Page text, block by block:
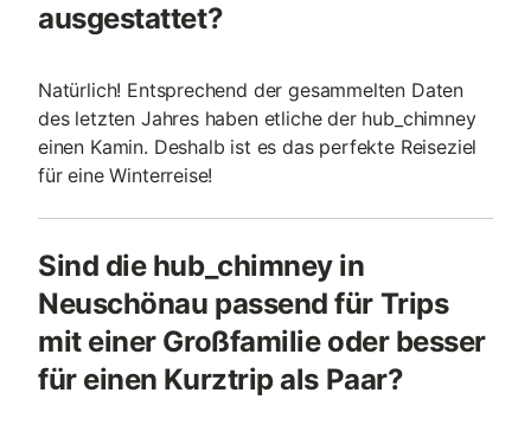
ausgestattet?
Natürlich! Entsprechend der gesammelten Daten
des letzten Jahres haben etliche der hub_chimney
einen Kamin. Deshalb ist es das perfekte Reiseziel
für eine Winterreise!
Sind die hub_chimney in
Neuschönau passend für Trips
mit einer Großfamilie oder besser
für einen Kurztrip als Paar?